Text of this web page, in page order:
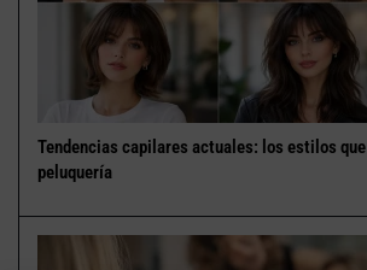
Tendencias capilares actuales: los estilos
peluquería